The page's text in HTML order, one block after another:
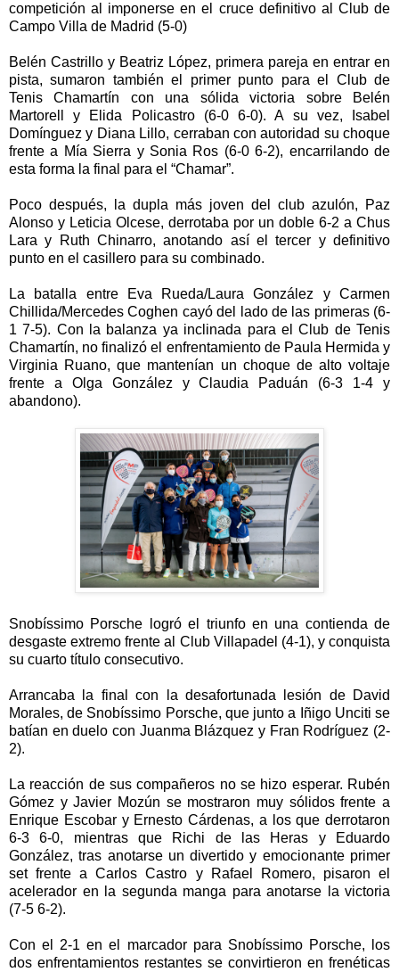
competición al imponerse en el cruce definitivo al Club de
Campo Villa de Madrid (5-0)
Belén Castrillo y Beatriz López, primera pareja en entrar en
pista, sumaron también el primer punto para el Club de
Tenis Chamartín con una sólida victoria sobre Belén
Martorell y Elida Policastro (6-0 6-0). A su vez, Isabel
Domínguez y Diana Lillo, cerraban con autoridad su choque
frente a Mía Sierra y Sonia Ros (6-0 6-2), encarrilando de
esta forma la final para el “Chamar”.
Poco después, la dupla más joven del club azulón, Paz
Alonso y Leticia Olcese, derrotaba por un doble 6-2 a Chus
Lara y Ruth Chinarro, anotando así el tercer y definitivo
punto en el casillero para su combinado.
La batalla entre Eva Rueda/Laura González y Carmen
Chillida/Mercedes Coghen cayó del lado de las primeras (6-
1 7-5). Con la balanza ya inclinada para el Club de Tenis
Chamartín, no finalizó el enfrentamiento de Paula Hermida y
Virginia Ruano, que mantenían un choque de alto voltaje
frente a Olga González y Claudia Paduán (6-3 1-4 y
abandono).
Snobíssimo Porsche logró el triunfo en una contienda de
desgaste extremo frente al Club Villapadel (4-1), y conquista
su cuarto título consecutivo.
Arrancaba la final con la desafortunada lesión de David
Morales, de Snobíssimo Porsche, que junto a Iñigo Unciti se
batían en duelo con Juanma Blázquez y Fran Rodríguez (2-
2).
La reacción de sus compañeros no se hizo esperar. Rubén
Gómez y Javier Mozún se mostraron muy sólidos frente a
Enrique Escobar y Ernesto Cárdenas, a los que derrotaron
6-3 6-0, mientras que Richi de las Heras y Eduardo
González, tras anotarse un divertido y emocionante primer
set frente a Carlos Castro y Rafael Romero, pisaron el
acelerador en la segunda manga para anotarse la victoria
(7-5 6-2).
Con el 2-1 en el marcador para Snobíssimo Porsche, los
dos enfrentamientos restantes se convirtieron en frenéticas